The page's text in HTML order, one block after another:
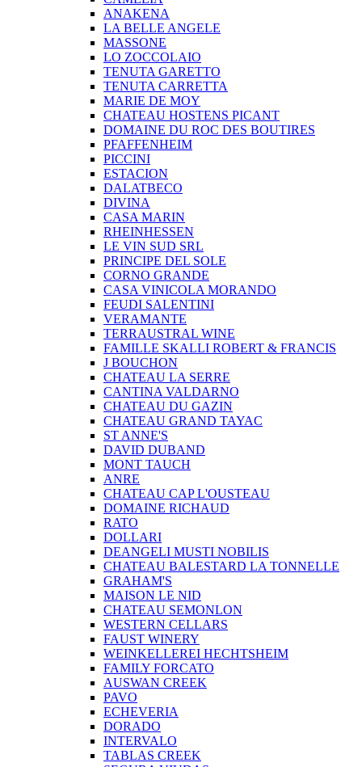
ANAKENA
LA BELLE ANGELE
MASSONE
LO ZOCCOLAIO
TENUTA GARETTO
TENUTA CARRETTA
MARIE DE MOY
CHATEAU HOSTENS PICANT
DOMAINE DU ROC DES BOUTIRES
PFAFFENHEIM
PICCINI
ESTACION
DALATBECO
DIVINA
CASA MARIN
RHEINHESSEN
LE VIN SUD SRL
PRINCIPE DEL SOLE
CORNO GRANDE
CASA VINICOLA MORANDO
FEUDI SALENTINI
VERAMANTE
TERRAUSTRAL WINE
FAMILLE SKALLI ROBERT & FRANCIS
J BOUCHON
CHATEAU LA SERRE
CANTINA VALDARNO
CHATEAU DU GAZIN
CHATEAU GRAND TAYAC
ST ANNE'S
DAVID DUBAND
MONT TAUCH
ANRE
CHATEAU CAP L'OUSTEAU
DOMAINE RICHAUD
RATO
DOLLARI
DEANGELI MUSTI NOBILIS
CHATEAU BALESTARD LA TONNELLE
GRAHAM'S
MAISON LE NID
CHATEAU SEMONLON
WESTERN CELLARS
FAUST WINERY
WEINKELLEREI HECHTSHEIM
FAMILY FORCATO
AUSWAN CREEK
PAVO
ECHEVERIA
DORADO
INTERVALO
TABLAS CREEK